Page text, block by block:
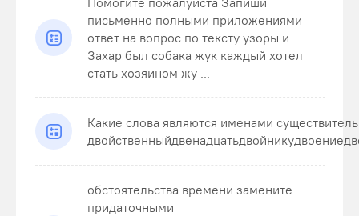
письменно полными приложениями
ответ на вопрос по тексту узоры и
Захар был собака жук каждый хотел
стать хозяином жу ...
Какие слова являются именами
обстоятельства времени замените
придаточными